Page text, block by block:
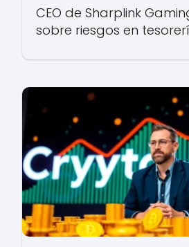
CEO de Sharplink
sobre riesgos en